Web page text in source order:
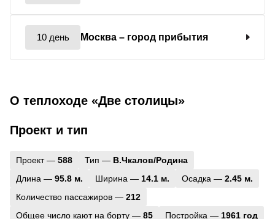
10 день Москва – город прибытия
О теплоходе «Две столицы»
Проект и тип
Проект — 588 Тип — В.Чкалов/Родина
Длина — 95.8 м. Ширина — 14.1 м. Осадка — 2.45 м.
Количество пассажиров — 212
Общее число кают на борту — 85 Постройка — 1961 год